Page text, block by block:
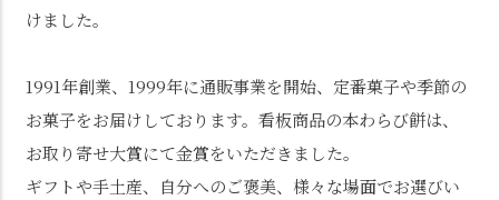
けました。
1991年創業、1999年に通販事業を開始、定番菓子や季節の
お菓子をお届けしております。看板商品の本わらび餅は、
お取り寄せ大賞にて金賞をいただきました。
ギフトや手土産、自分へのご褒美、様々な場面でお選びい